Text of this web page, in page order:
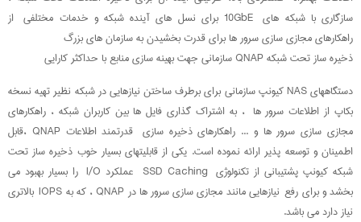
سازگاری با شبکه های 10GbE برای نسل های آینده شبکه و خدمات مختلفی از
راهکارهای مجازی سازی سرور ها برای قدرت بخشیدن به سازمان های بزرگ
ذخیره ساز تحت شبکه QNAP سازمانی جهت بهینه سازی منابع با حداکثر کارایی
دستگاههای NAS کیونپ سازمانی برای برطرف ساختن نیازهایی در شبکه نظیر تهیه نسخه
بکاپ از اطلاعات سرور ها ، به اشتراک گذاری فایل ها بین کاربران شبکه ، راهکارهای
مجازی سازی سرور ها و ... راهکارهای ذخیره سازی قدرتمند اطلاعات QNAP ،قابل
اطمینان و توسعه پذیر ارائه نموده است. یکی از قابلیتهای بسیار خوب ذخیره ساز تحت
شبکه کیونپ پشتیبانی از تکنولوژی SSD Caching عملکرد I/O را بسیار بهبود می
بخشد و برای رفع نیازهایی مانند مجازی سازی سرور ها در QNAP ، که به IOPS بالاتری
نیاز دارد می باشد.